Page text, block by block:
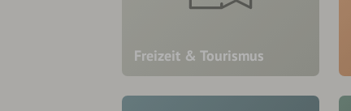
Freizeit & Tourismus